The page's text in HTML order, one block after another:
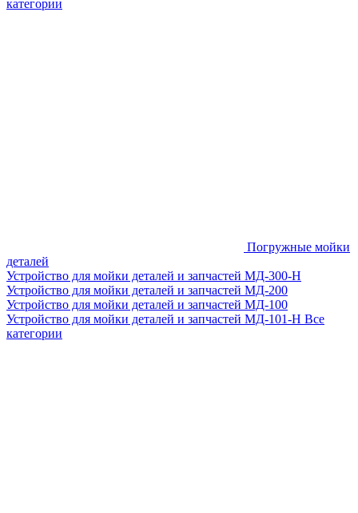
категории
Погружные мойки
деталей
Устройство для мойки деталей и запчастей МД-300-H
Устройство для мойки деталей и запчастей МД-200
Устройство для мойки деталей и запчастей МД-100
Устройство для мойки деталей и запчастей МД-101-Н Все
категории